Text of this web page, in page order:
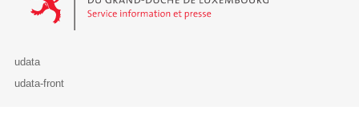
udata
udata-front